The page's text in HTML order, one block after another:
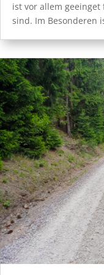
ist vor allem
sind. Im Besonderen